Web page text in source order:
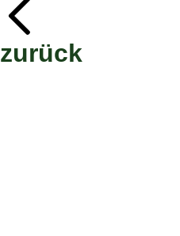
zurück